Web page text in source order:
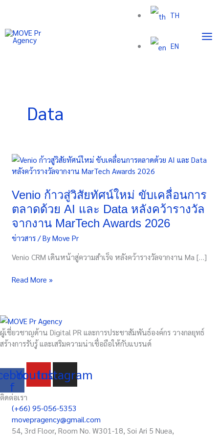
content
TH
EN
Data
Venio ก้าวสู่วิสัยทัศน์ใหม่ ขับเคลื่อนการ
ตลาดด้วย AI และ Data หลังคว้ารางวัล
จากงาน MarTech Awards 2026
ข่าวสาร/ ByMove Pr
Venio CRM เดินหน้าสู่ความสำเร็จ หลังคว้ารางวัลจากงาน Ma […]
Venio
ก้าว
วิสัย
ทัศน์
ใหม่
ขับ
เคลื่อน
ตลาด
AI
หลังค
ว้า
รางวัล
MarTech
Awards
2026
Read More »
ผู้เชี่ยวชาญด้าน Digital PR และการประชาสัมพันธ์องค์กร วางกลยุทธ์
สร้างการรับรู้ และเสริมความน่าเชื่อถือให้กับแบรนด์
f
Youtube
Instagram
ติดต่อเรา
(+66) 95-056-5353
movepragency@gmail.com
54, 3rd Floor, Room No. W301-18, Soi Ari 5 Nuea,